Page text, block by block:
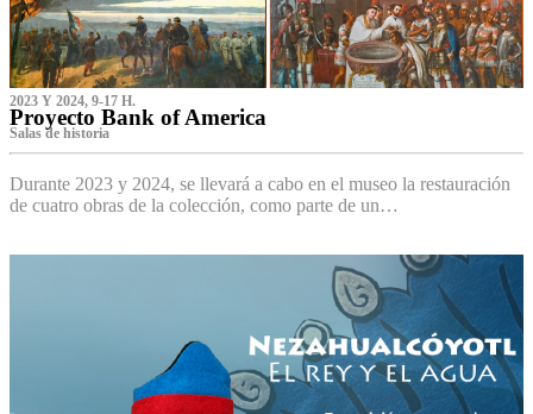
2023 Y 2024, 9-17 H.
Proyecto Bank of America
S‌alas de historia
Durante 2023 y 2024, se llevará a cabo en el museo la restauración
de cuatro obras de la colección, como parte de un…